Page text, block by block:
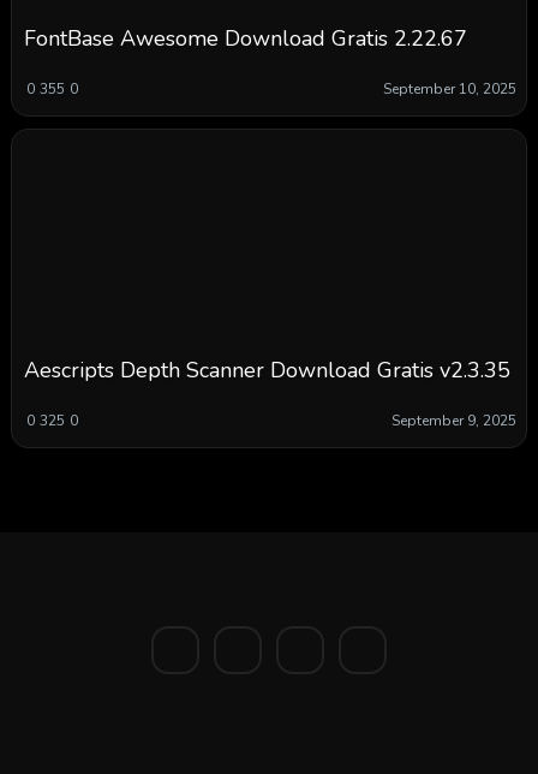
FontBase Awesome Download Gratis 2.22.67
0 355 0 September 10, 2025
Aescripts Depth Scanner Download Gratis v2.3.35
0 325 0 September 9, 2025